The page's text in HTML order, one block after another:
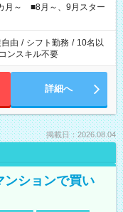
、ご希望を教えてください
計で週40時間を超える場
月～ ■8月～、9月スター
由 / シフト勤務 / 10名以
ンスキル不要
詳細へ
掲載日：2026.08.04
ンションで買い